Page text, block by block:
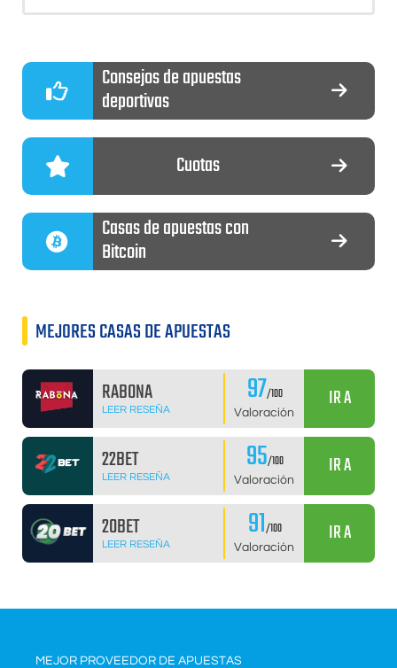
Consejos de apuestas
deportivas
Cuotas
Casas de apuestas con
Bitcoin
MEJORES CASAS DE APUESTAS
RABONA
LEER RESEÑA 97/100
Valoración
IR A
22BET
LEER RESEÑA 95/100
Valoración
IR A
20BET
LEER RESEÑA 91/100
Valoración
IR A
MEJOR PROVEEDOR DE APUESTAS